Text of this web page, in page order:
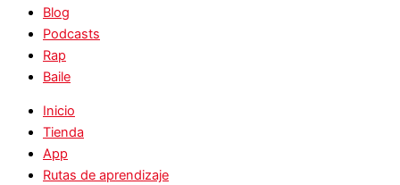
Blog
Podcasts
Rap
Baile
Inicio
Tienda
App
Rutas de aprendizaje